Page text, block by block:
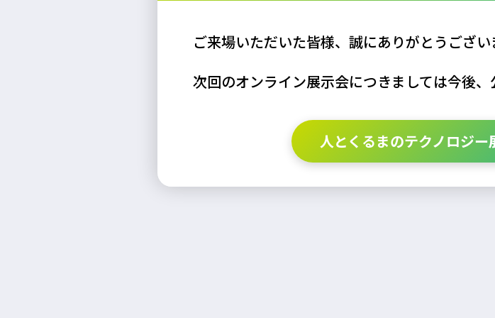
ご来場いただいた皆様、誠にありがとうござい
次回のオンライン展示会につきましては今後、
人とくるまのテクノロジ